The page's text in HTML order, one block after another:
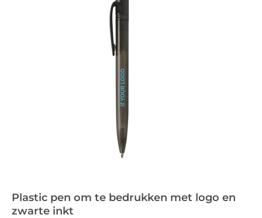
Plastic pen om te bedrukken met logo en
zwarte inkt